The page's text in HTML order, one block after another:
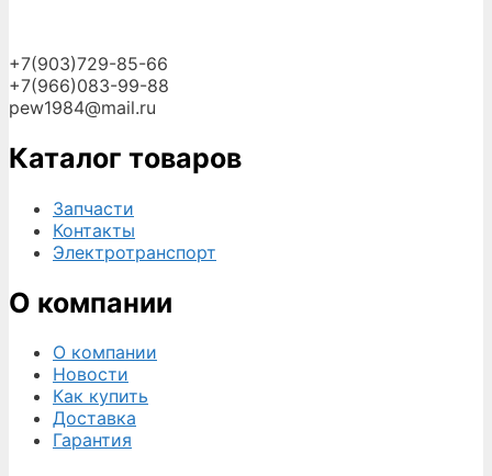
+7(903)729-85-66
+7(966)083-99-88
pew1984@mail.ru
Каталог товаров
Запчасти
Контакты
Электротранспорт
О компании
О компании
Новости
Как купить
Доставка
Гарантия